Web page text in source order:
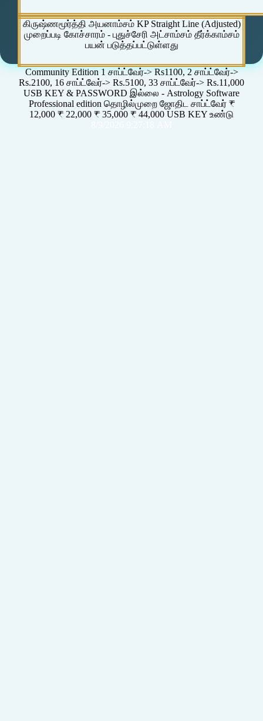
கிருஷ்ணமூர்த்தி அயனாம்சம் KP Straight Line (Adjusted)
முறைப்படி கோச்சாரம் - புதுச்சேரி அட்சாம்சம் தீர்க்காம்சம்
பயன் படுத்தப்பட்டுள்ளது
Community Edition 1 சாப்ட்வேர்-> Rs1100, 2 சாப்ட்வேர்->
Rs.2100, 16 சாப்ட்வேர்-> Rs.5100, 33 சாப்ட்வேர்-> Rs.11,000
USB KEY & PASSWORD இல்லை - Astrology Software
Professional edition தொழில்முறை ஜோதிட சாப்ட்வேர் ₹
12,000 ₹ 22,000 ₹ 35,000 ₹ 44,000 USB KEY உண்டு